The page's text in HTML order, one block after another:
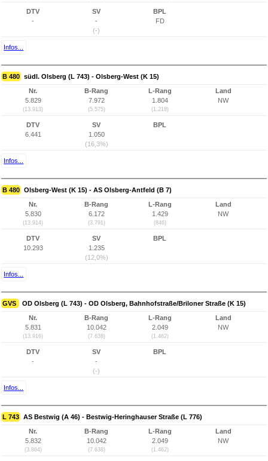
DTV
-
SV
-
(-)
BPL
FD
Infos...
B 480 südl. Olsberg (L 743) - Olsberg-West (K 15)
Nr.
5.829
(13.913)
B-Rang
7.972
(5.575)
L-Rang
1.804
(1.218)
Land
NW
DTV
6.441
SV
1.050
(16,3%)
BPL
Infos...
B 480 Olsberg-West (K 15) - AS Olsberg-Antfeld (B 7)
Nr.
5.830
(13.914)
B-Rang
6.172
(3.791)
L-Rang
1.429
(846)
Land
NW
DTV
10.293
SV
1.235
(12,0%)
BPL
Infos...
GVS OD Olsberg (L 743) - OD Olsberg, Bahnhofstraße/Briloner Straße (K 15)
Nr.
5.831
(13.916)
B-Rang
10.042
(7.638)
L-Rang
2.049
(1.462)
Land
NW
DTV
-
SV
-
(-)
BPL
Infos...
L 743 AS Bestwig (A 46) - Bestwig-Heringhauser Straße (L 776)
Nr.
5.832
(3.864)
B-Rang
10.042
(7.638)
L-Rang
2.049
(1.462)
Land
NW